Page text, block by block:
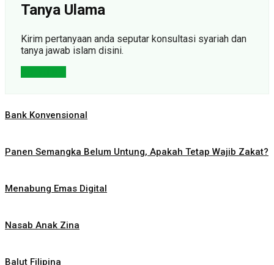
Tanya Ulama
Kirim pertanyaan anda seputar konsultasi syariah dan
tanya jawab islam disini.
Bank Konvensional
Panen Semangka Belum Untung, Apakah Tetap Wajib Zakat?
Menabung Emas Digital
Nasab Anak Zina
Balut Filipina